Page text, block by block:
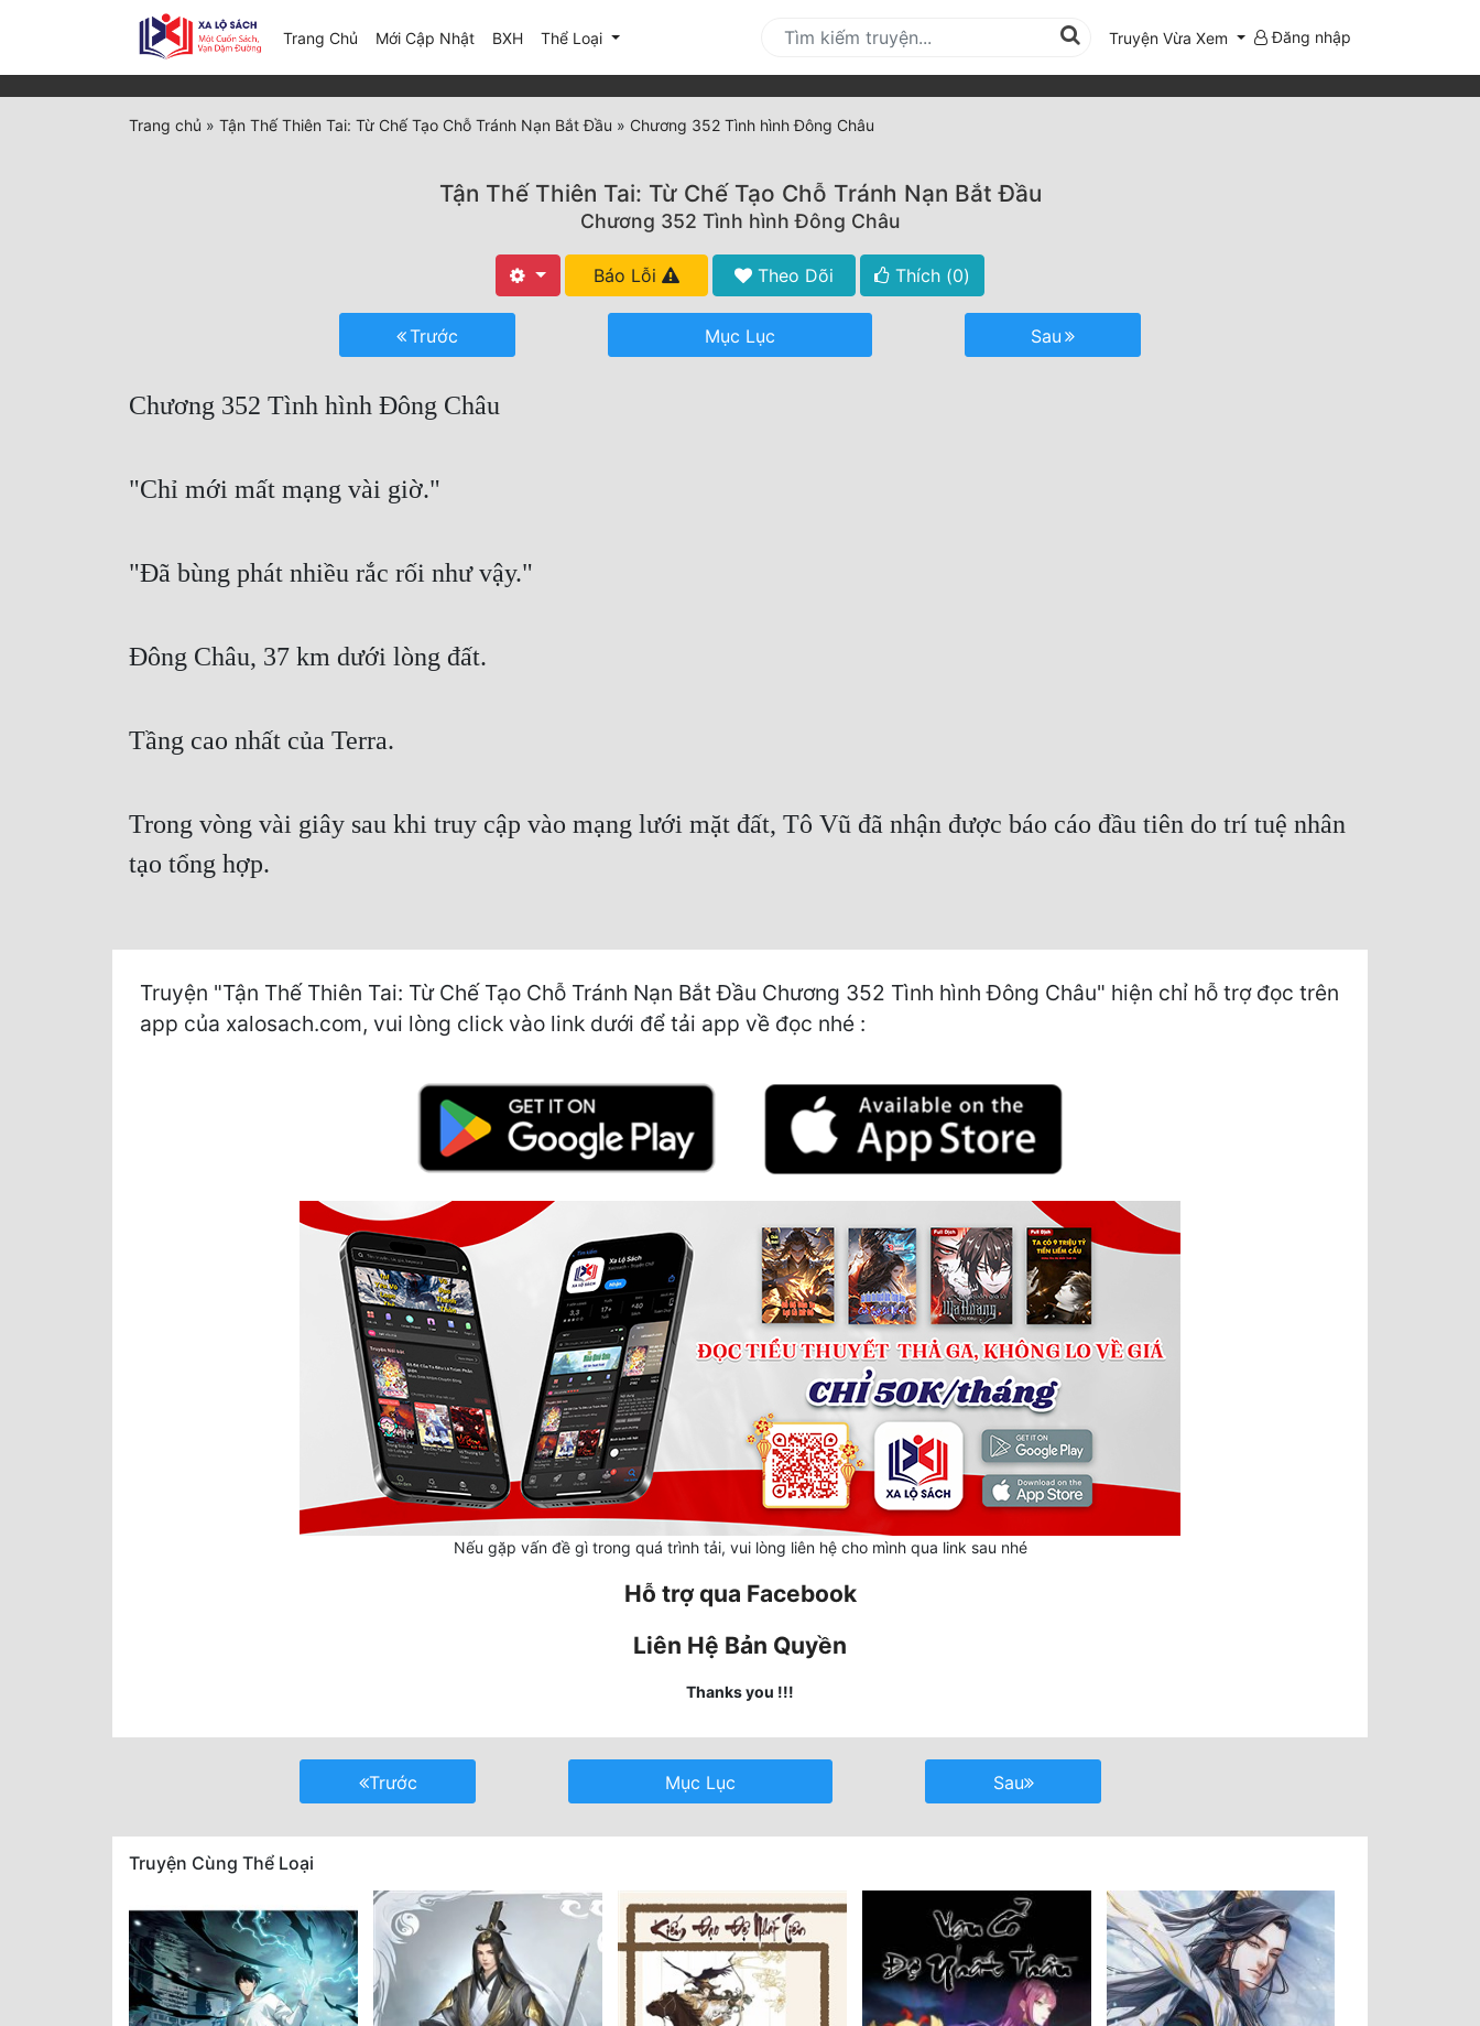
Trang Chủ Mới Cập Nhật(current)
BXH Thể Loại Truyện Vừa Xem Đăng nhập
Trang chủ » Tận Thế Thiên Tai: Từ Chế Tạo Chỗ Tránh Nạn Bắt Đầu » Chương 352 Tình hình Đông Châu
Tận Thế Thiên Tai: Từ Chế Tạo Chỗ Tránh Nạn Bắt Đầu
Chương 352 Tình hình Đông Châu
Báo Lỗi Theo Dõi Thích (0)
Trước Mục Lục Sau
Chương 352 Tình hình Đông Châu
"Chỉ mới mất mạng vài giờ."
"Đã bùng phát nhiều rắc rối như vậy."
Đông Châu, 37 km dưới lòng đất.
Tầng cao nhất của Terra.
Trong vòng vài giây sau khi truy cập vào mạng lưới mặt đất, Tô Vũ đã nhận được báo cáo đầu tiên do trí tuệ nhân
tạo tổng hợp.
Truyện "Tận Thế Thiên Tai: Từ Chế Tạo Chỗ Tránh Nạn Bắt Đầu Chương 352 Tình hình Đông Châu" hiện chỉ hỗ trợ đọc trên
app của xalosach.com, vui lòng click vào link dưới để tải app về đọc nhé :
Nếu gặp vấn đề gì trong quá trình tải, vui lòng liên hệ cho mình qua link sau nhé
Hỗ trợ qua Facebook
Liên Hệ Bản Quyền
Thanks you !!!
Trước Mục Lục Sau
Truyện Cùng Thể Loại